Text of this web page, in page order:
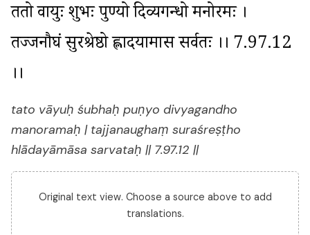
ततो वायुः शुभः पुण्यो दिव्यगन्धो मनोरमः ।
तज्जनौघं सुरश्रेष्ठो ह्लादयामास सर्वतः ।। 7.97.12
।।
tato vāyuḥ śubhaḥ puṇyo divyagandho
manoramaḥ | tajjanaughaṃ suraśreṣṭho
hlādayāmāsa sarvataḥ || 7.97.12 ||
Original text view. Choose a source above to add
translations.